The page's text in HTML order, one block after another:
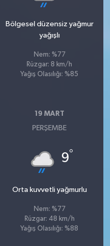
Bölgesel düzensiz yağmur
yağışlı
Nem: %77
Rüzgar: 8 km/h
Yağış Olasılığı: %85
19 MART
PERŞEMBE
9°
Orta kuvvetli yağmurlu
Nem: %77
Rüzgar: 48 km/h
Yağış Olasılığı: %88